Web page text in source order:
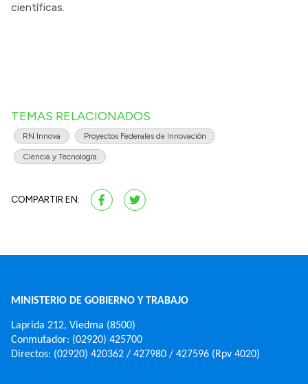
científicas.
TEMAS RELACIONADOS
RN Innova Proyectos Federales de Innovación
Ciencia y Tecnología
COMPARTIR EN:
MINISTERIO DE GOBIERNO Y TRABAJO
Laprida 212, Viedma (8500)
Conmutador: (02920) 425700
Directos: (02920) 420362 / 427980 / 427596 (Rpv 4020)